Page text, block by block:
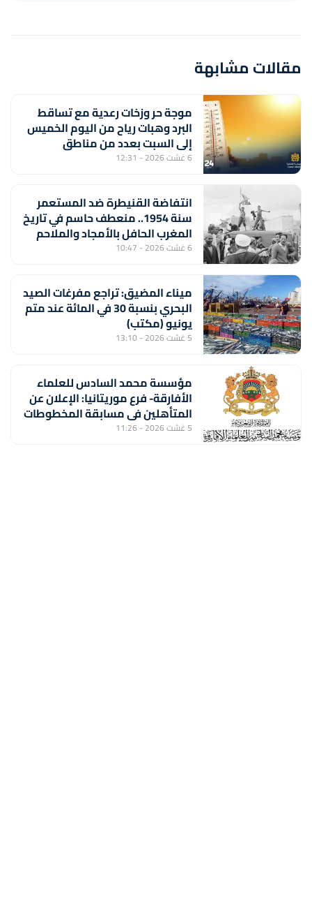
مقالات مشابهة
موجة حر وزخات رعدية مع تساقط
البرد وهبات رياح من اليوم الخميس
إلى السبت بعدد من مناطق
المملكة (نشرة إنذارية)
6 غشت 2026 - 12:31
انتفاضة القنيطرة ضد المستعمر
سنة 1954.. منعطف حاسم في تاريخ
المغرب الحافل بالأمجاد والملاحم
والبطولات
6 غشت 2026 - 10:47
ميناء المضيق: تراجع مفرغات الصيد
البحري بنسبة 30 في المائة عند متم
يونيو (مكتب)
5 غشت 2026 - 13:10
مؤسسة محمد السادس للعلماء
الأفارقة- فرع موريتانيا: الإعلان عن
المتأهلين في مسابقة المخطوطات
والوثائق الإسلامية – الإفريقية
5 غشت 2026 - 11:26